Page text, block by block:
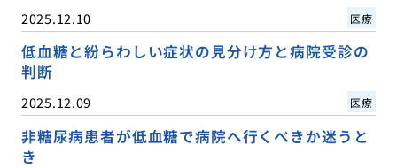
2025.12.10 医療
低血糖と紛らわしい症状の見分け方と病院受診の
判断
2025.12.09 医療
非糖尿病患者が低血糖で病院へ行くべきか迷うと
き